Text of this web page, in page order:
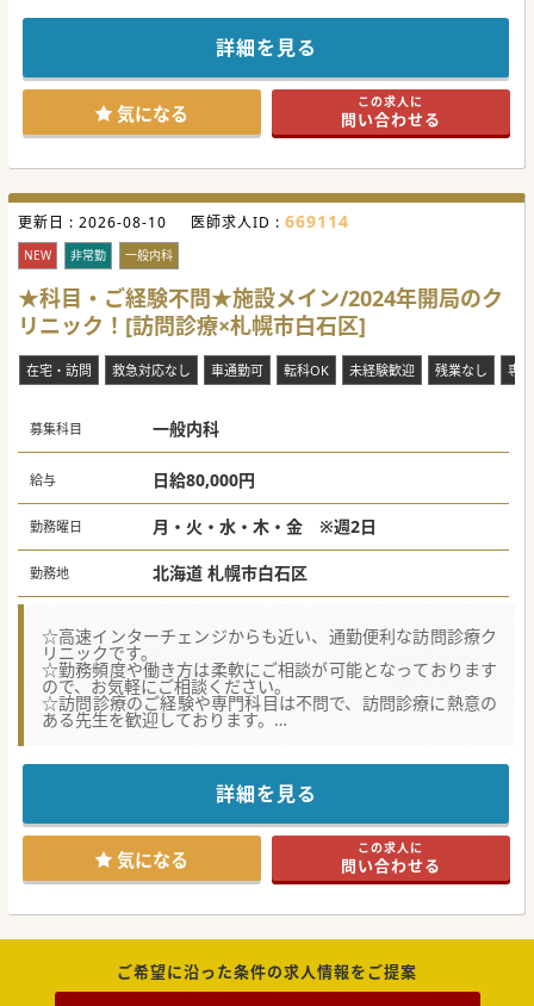
詳細を見る
気になる この求人に
問い合わせる
更新日 : 2026-08-10 医師求人ID : 669114
NEW 非常勤 一般内科
★科目・ご経験不問★施設メイン/2024年開局のク
リニック！[訪問診療×札幌市白石区]
在宅・訪問 救急対応なし 車通勤可 転科OK 未経験歓迎 残業なし 専
募集科目 一般内科
給与 日給80,000円
勤務曜日 月・火・水・木・金 ※週2日
勤務地 北海道 札幌市白石区
☆高速インターチェンジからも近い、通勤便利な訪問診療ク
リニックです。
☆勤務頻度や働き方は柔軟にご相談が可能となっております
ので、お気軽にご相談ください。
☆訪問診療のご経験や専門科目は不問で、訪問診療に熱意の
ある先生を歓迎しております。
札幌市内の訪問診療クリニックで週2日勤務の非常勤医の募
2024年に開局したばかりの、札幌市内で同法人3店舗目とな
る訪問診療クリニックです。
施設メインかつ1日の対応患者数も少なめとなっておりま
勤務曜日など、気になる点がございましたらお気軽にお問合
詳細を見る
気になる この求人に
問い合わせる
ご希望に沿った条件の求人情報をご提案